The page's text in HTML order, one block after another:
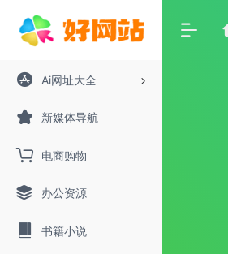
Ai网址大全
新媒体导航
电商购物
办公资源
书籍小说